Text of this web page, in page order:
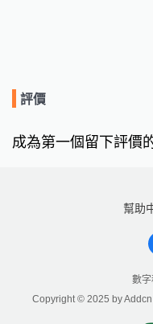
評價
成為第一個留下評價
幫助
數字
Copyright © 2025 by